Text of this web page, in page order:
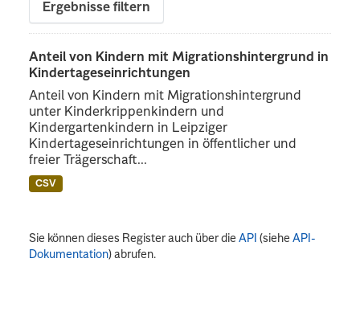
Ergebnisse filtern
Anteil von Kindern mit Migrationshintergrund in
Kindertageseinrichtungen
Anteil von Kindern mit Migrationshintergrund
unter Kinderkrippenkindern und
Kindergartenkindern in Leipziger
Kindertageseinrichtungen in öffentlicher und
freier Trägerschaft...
CSV
Sie können dieses Register auch über dieAPI (sieheAPI-
Dokumentation) abrufen.